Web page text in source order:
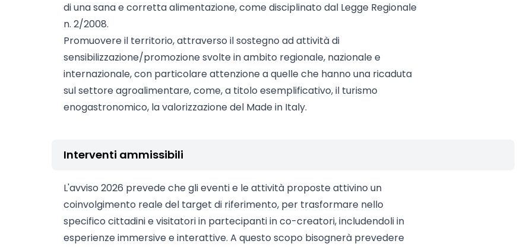
di una sana e corretta alimentazione, come disciplinato dal Legge Regionale
n. 2/2008.
Promuovere il territorio, attraverso il sostegno ad attività di
sensibilizzazione/promozione svolte in ambito regionale, nazionale e
internazionale, con particolare attenzione a quelle che hanno una ricaduta
sul settore agroalimentare, come, a titolo esemplificativo, il turismo
enogastronomico, la valorizzazione del Made in Italy.
Interventi ammissibili
L'avviso 2026 prevede che gli eventi e le attività proposte attivino un
coinvolgimento reale del target di riferimento, per trasformare nello
specifico cittadini e visitatori in partecipanti in co-creatori, includendoli in
esperienze immersive e interattive. A questo scopo bisognerà prevedere